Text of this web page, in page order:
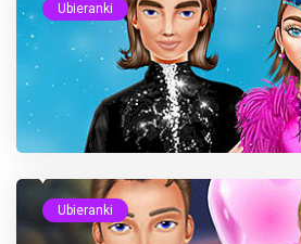
Ubieranki
Ubieranki